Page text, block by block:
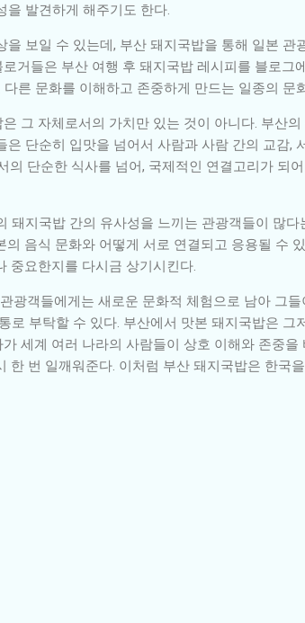
발견하게 해주기도 한다.
보일 수 있는데, 부산 돼지국밥을 통해 일본
거들은 부산 여행 후 돼지국밥 레시피를 블로
른 문화를 이해하고 존중하게 만드는 일종의 문
단순히 입맛을 넘어서 사람과 사람 간의 교감,
의 단순한 식사를 넘어, 국제적인 연결고리가 되
돼지국밥 간의 유사성을 느끼는 관광객들이 많
음식 문화와 어떻게 서로 연결되고 응용될 수
중요한지를 다시금 상기시킨다.
광객들에게는 새로운 문화적 체험으로 남아 그
로 부탁할 수 있다. 부산에서 맛본 돼지국밥은
세계 여러 나라의 사람들이 상호 이해와 존중
한 번 일깨워준다. 이처럼 부산 돼지국밥은 한국